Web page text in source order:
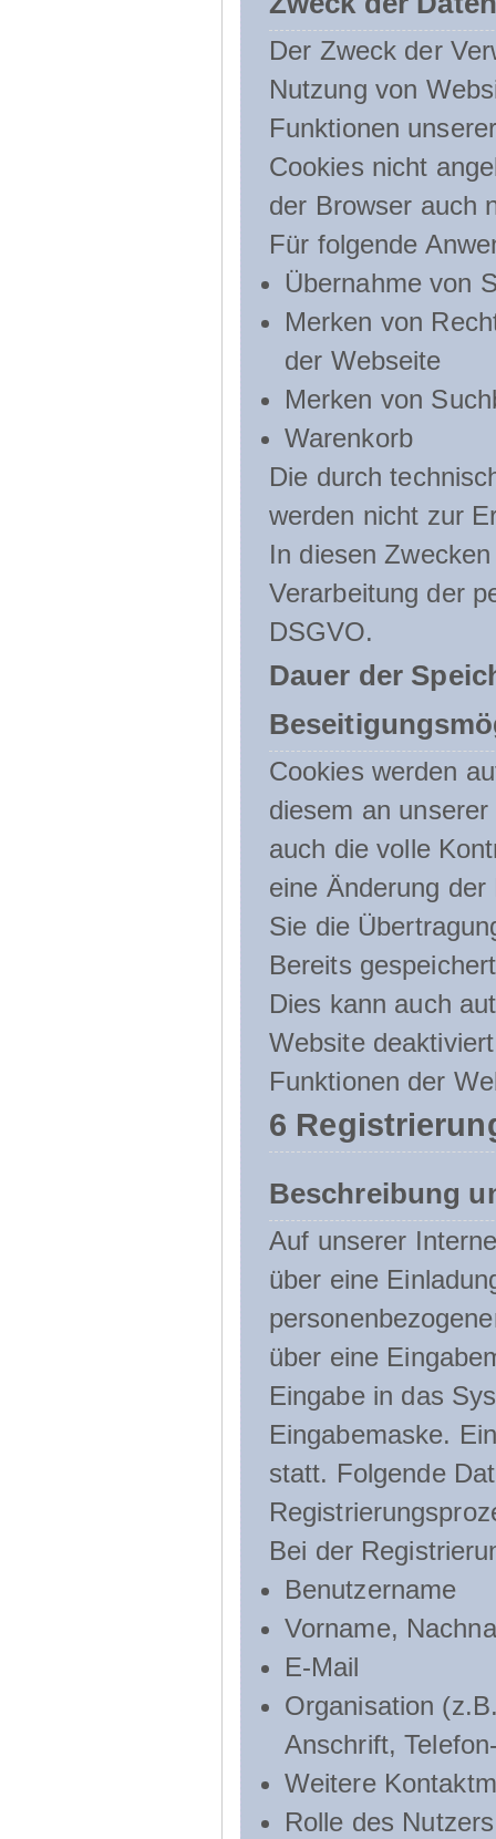
Der Zweck der
Nutzung von
Funktionen
Cookies nicht
der Browser auch
Für folgende
Übernahme von
Merken von
der Webseite
Merken von
Warenkorb
Die durch
werden nicht zur
In diesen
Verarbeitung der
DSGVO.
Dauer der
Cookies werden
diesem an
auch die volle
eine Änderung
Sie die
Bereits
Dies kann auch
Website
Funktionen der
6
Beschreibung
Auf unserer
über eine
über eine
Eingabe in das
Eingabemaske.
statt. Folgende
Bei der
Benutzername
Vorname,
E-Mail
Organisation
Anschrift,
Weitere
Rolle des